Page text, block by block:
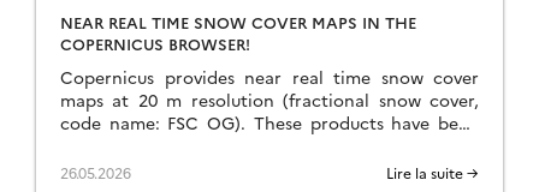
NEAR REAL TIME SNOW COVER MAPS IN THE
COPERNICUS BROWSER!
Copernicus provides near real time snow cover
maps at 20 m resolution (fractional snow cover,
code name: FSC OG). These products have been
through the Copernicus Data Space Ecosystem
26.05.2026 Lire la suite →